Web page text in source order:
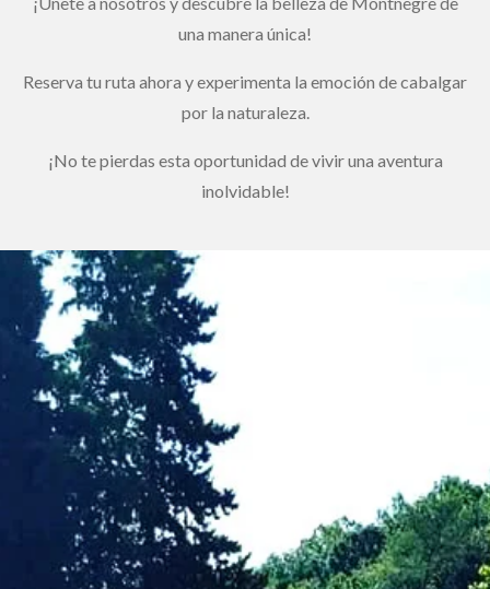
una manera única!
Reserva tu ruta ahora y experimenta la emoción de cabalgar
por la naturaleza.
¡No te pierdas esta oportunidad de vivir una aventura
inolvidable!